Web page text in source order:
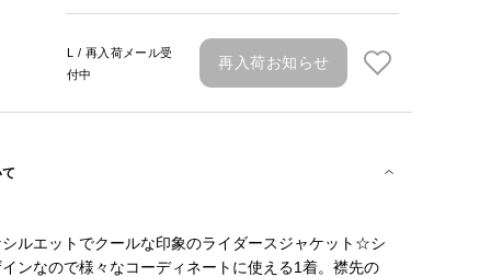
L / 再入荷メール受
付中
再入荷お知らせ
ルエットでクールな印象のライダースジャケット☆シ
ンなので様々なコーディネートに使える1着。襟先の